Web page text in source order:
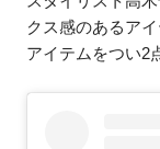
クス感のあるア
アイテムをつい2